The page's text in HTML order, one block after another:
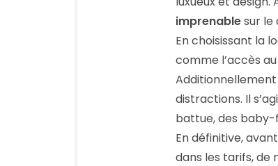
imprenablesur le
En choisissant la
comme l’accès
Additionnellement
distractions. Il
battue, des
En définitive,
dans les tarifs, de